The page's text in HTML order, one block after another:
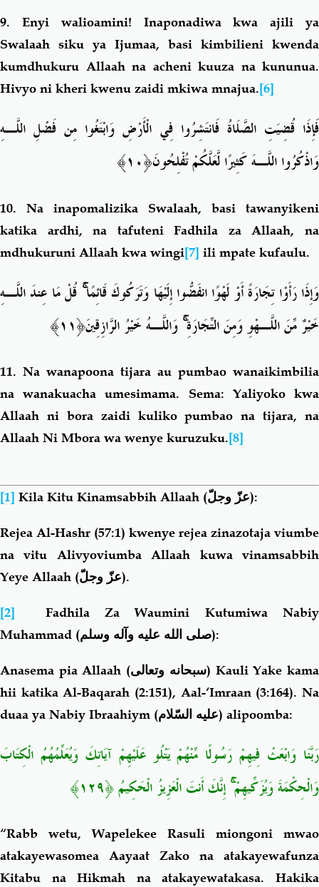
9. Enyi walioamini! Inaponadiwa kwa ajili ya
Swalaah siku ya Ijumaa, basi kimbilieni kwenda
kumdhukuru Allaah na acheni kuuza na kununua.
Hivyo ni kheri kwenu zaidi mkiwa mnajua.[6]
فَإِذَا قُضِيَتِ الصَّلَاةُ فَانتَشِرُوا فِي الْأَرْضِ وَابْتَغُوا مِن فَضْلِ اللَّـهِ
وَاذْكُرُوا اللَّـهَ كَثِيرًا لَّعَلَّكُمْ تُفْلِحُونَ﴿١٠﴾
10. Na inapomalizika Swalaah, basi tawanyikeni
katika ardhi, na tafuteni Fadhila za Allaah, na
mdhukuruni Allaah kwa wingi[7] ili mpate kufaulu.
وَإِذَا رَأَوْا تِجَارَةً أَوْ لَهْوًا انفَضُّوا إِلَيْهَا وَتَرَكُوكَ قَائِمًاۚ قُلْ مَا عِندَ اللَّـهِ
خَيْرٌ مِّنَ اللَّـهْوِ وَمِنَ التِّجَارَةِۚوَاللَّـهُ خَيْرُ الرَّازِقِينَ﴿١١﴾
11. Na wanapoona tijara au pumbao wanaikimbilia
na wanakuacha umesimama. Sema: Yaliyoko kwa
Allaah ni bora zaidi kuliko pumbao na tijara, na
Allaah Ni Mbora wa wenye kuruzuku.[8]
[1] Kila Kitu Kinamsabbih Allaah (عزّ وجلّ):
Rejea Al-Hashr (57:1) kwenye rejea zinazotaja viumbe
na vitu Alivyoviumba Allaah kuwa vinamsabbih
Yeye Allaah (عزّ وجلّ).
[2]
Fadhila Za Waumini Kutumiwa Nabiy
Muhammad (صلى الله عليه وآله وسلم):
Anasema pia Allaah (سبحانه وتعالى) Kauli Yake kama
hii katika Al-Baqarah (2:151), Aal-‘Imraan (3:164). Na
duaa ya Nabiy Ibraahiym
(عليه السّلام) alipoomba:
رَبَّنَا وَابْعَثْ فِيهِمْ رَسُولًا مِّنْهُمْ يَتْلُو عَلَيْهِمْ آيَاتِكَ وَيُعَلِّمُهُمُ الْكِتَابَ
وَالْحِكْمَةَ وَيُزَكِّيهِمْ ۚ إِنَّكَ أَنتَ الْعَزِيزُ الْحَكِيمُ ﴿١٢٩﴾
“Rabb wetu, Wapelekee Rasuli miongoni mwao
atakayewasomea Aayaat Zako na atakayewafunza
Kitabu na Hikmah na atakayewatakasa. Hakika